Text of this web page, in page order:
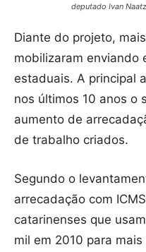
deputado Ivan Naatz
Diante do projeto,
mobilizaram enviando
estaduais. A principal
nos últimos 10 anos o
aumento de
de trabalho criados.
Segundo o
arrecadação com
catarinenses que
mil em 2010 para